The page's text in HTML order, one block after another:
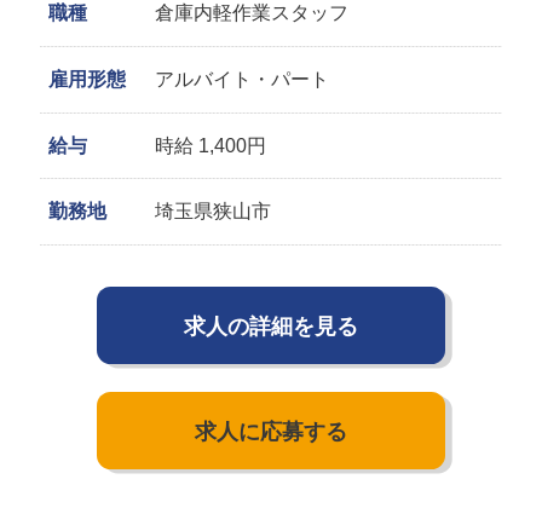
職種 倉庫内軽作業スタッフ
雇用形態 アルバイト・パート
給与 時給 1,400円
勤務地 埼玉県狭山市
求人の詳細を見る
求人に応募する